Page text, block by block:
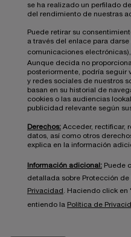
se ha realizado un perfilado
del rendimiento de nuestras
Puede retirar su
a través del enlace para
comunicaciones
Aunque decida no
posteriormente, podría seguir
y redes sociales de nuestros
basan en su historial de
cookies o las audiencias
publicidad relevante según
Derechos: Acceder, rectificar,
datos, así como otros
explica en la información
Información adicional: Puede
detallada sobre Protección de
Privacidad
. Haciendo click
entiendo la Política de